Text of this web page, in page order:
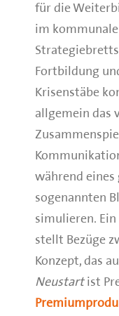
für die
im
Fortbildung
Krisenstäbe
allgemein das
während
sogenannten
simulieren.
stellt Bezüge
Konzept, das
Neustartist